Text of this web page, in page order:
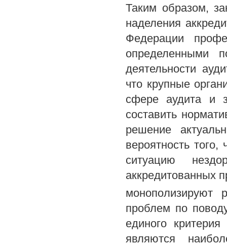
Таким образом,
наделения
Федерации
определенными
деятельности
что крупные
сфере аудита и
составить
решение
вероятность
ситуацию
аккредитованных
монополизируют
проблем по
единого
являются